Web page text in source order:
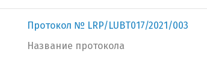
Протокол № LRP/LUBT017/2021/003
Название протокола